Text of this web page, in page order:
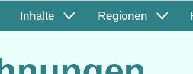
Inhalte Regionen